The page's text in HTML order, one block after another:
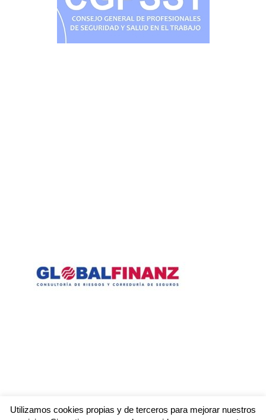
Utilizamos cookies propias y de terceros para mejorar nuestros